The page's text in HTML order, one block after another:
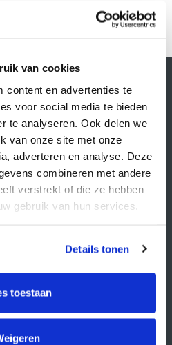
van cookies
content en advertenties te
voor social media te bieden
te analyseren. Ook delen we
van onze site met onze
adverteren en analyse. Deze
combineren met andere
verstrekt of die ze hebben
gebruik van hun services.
Details tonen
toestaan
1